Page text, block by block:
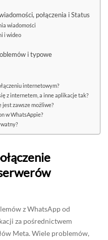
połączenia i Status
wiadomości
i wideo
i typowe
internetowym?
z internetem, a inne aplikacje tak?
zawsze możliwe?
w WhatsAppie?
z WhatsApp od
za pośrednictwem
Meta. Wiele problemów,